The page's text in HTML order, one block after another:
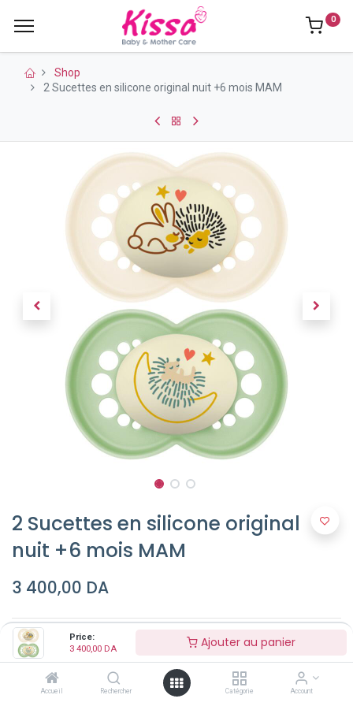
Price:
3 400,00 DA Ajouter au panier
Accueil Rechercher Catégorie Account
0
Shop
2 Sucettes en silicone original nuit +6 mois MAM
2 Sucettes en silicone original
nuit +6 mois MAM
3 400,00 DA
Couleur (Optionel)